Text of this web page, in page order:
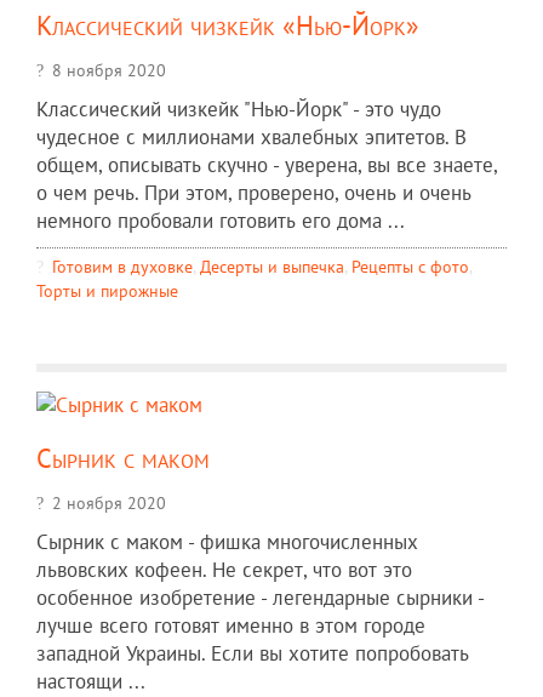
Классический чизкейк «Нью-Йорк»
8 ноября 2020
Классический чизкейк "Нью-Йорк" - это чудо
чудесное с миллионами хвалебных эпитетов. В
общем, описывать скучно - уверена, вы все знаете,
о чем речь. При этом, проверено, очень и очень
немного пробовали готовить его дома ...
Готовим в духовке, Десерты и выпечка, Рецепты c фото,
Торты и пирожные
Сырник с маком
2 ноября 2020
Сырник с маком - фишка многочисленных
львовских кофеен. Не секрет, что вот это
особенное изобретение - легендарные сырники -
лучше всего готовят именно в этом городе
западной Украины. Если вы хотите попробовать
настоящи ...